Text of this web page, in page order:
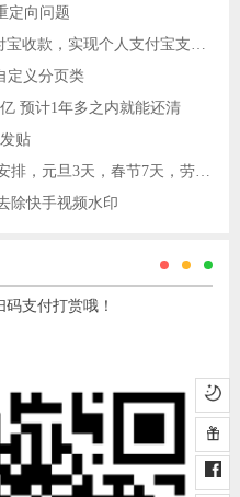
定向问题
PHP结合安卓APP，监听支付宝收款，实现个人支付宝支付接口
定义分页类
预计1年多之内就能还清
贴
国务院今天发布2021节假日安排，元旦3天，春节7天，劳动节5天
除快手视频水印
支付打赏哦！